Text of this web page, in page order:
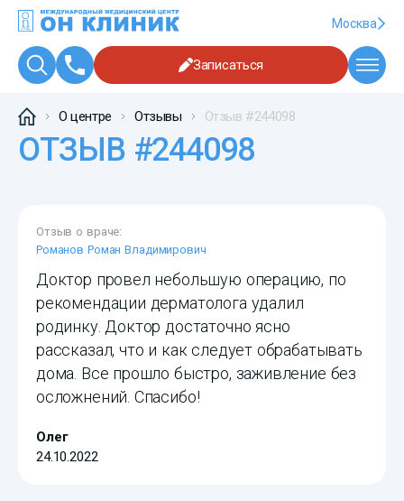
Москва
Записаться
О центре Отзывы Отзыв #244098
ОТЗЫВ #244098
Отзыв о враче:
Романов Роман Владимирович
Доктор провел небольшую операцию, по
рекомендации дерматолога удалил
родинку. Доктор достаточно ясно
рассказал, что и как следует обрабатывать
дома. Все прошло быстро, заживление без
осложнений. Спасибо!
Олег
24.10.2022